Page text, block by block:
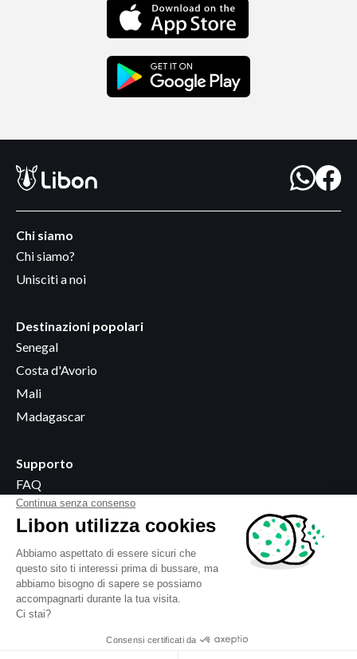
Chi siamo
Chi siamo?
Unisciti a noi
Destinazioni popolari
Senegal
Costa d'Avorio
Mali
Madagascar
Supporto
FAQ
Diventare rivenditore
Dove acquistare
Informazioni legali
Termini e condizioni
Informativa sulla privacy
Utilizzo dei cookie